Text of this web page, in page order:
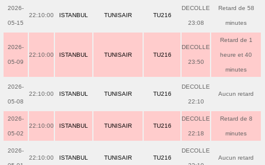
2026-
05-15
22:10:00 ISTANBUL TUNISAIR TU216
DECOLLE
23:08
Retard de 58
minutes
2026-
05-09
22:10:00 ISTANBUL TUNISAIR TU216
DECOLLE
23:50
Retard de 1
heure et 40
minutes
2026-
05-08
22:10:00 ISTANBUL TUNISAIR TU216
DECOLLE
22:10
Aucun retard
2026-
05-02
22:10:00 ISTANBUL TUNISAIR TU216
DECOLLE
22:18
Retard de 8
minutes
2026-
22:10:00 ISTANBUL TUNISAIR TU216
DECOLLE
Aucun retard